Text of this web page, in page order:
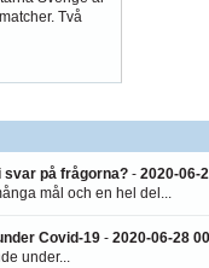
Två
svar på frågorna? - 2020-06-
mål och en hel del...
Covid-19 - 2020-06-28
under...